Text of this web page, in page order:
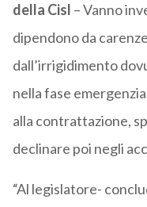
della Cisl – Vanno
dipendono da
dall’irrigidimento
nella fase
alla contrattazione,
declinare poi negli
“Al legislatore-